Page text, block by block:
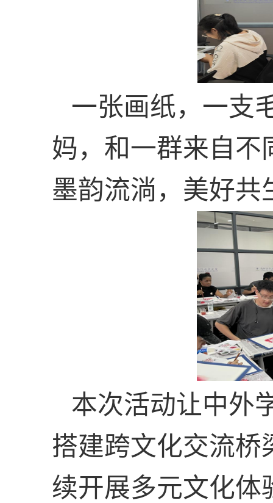
一张画纸，一支
妈，和一群来自
墨韵流淌，美好共
本次活动让中外
搭建跨文化交流桥
续开展多元文化体